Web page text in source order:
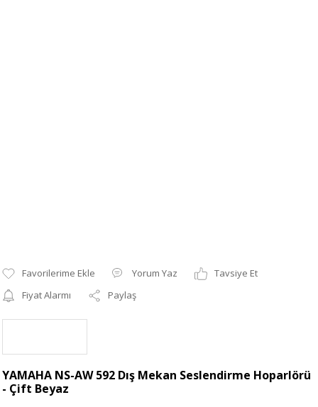
Yorum Yaz
Tavsiye Et
Fiyat Alarmı
Paylaş
YAMAHA NS-AW 592 Dış Mekan Seslendirme Hoparlörü
- Çift Beyaz